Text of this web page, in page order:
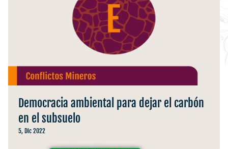
Democracia ambiental para dejar el carbón
en el subsuelo
5, Dic 2022